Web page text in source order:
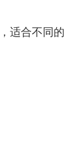
适合不同的